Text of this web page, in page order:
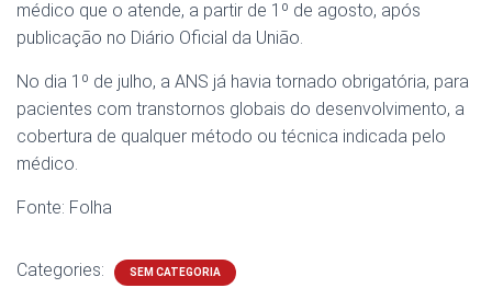
médico que o atende, a partir de 1º de agosto, após
publicação no Diário Oficial da União.
No dia 1º de julho, a ANS já havia tornado obrigatória, para
pacientes com transtornos globais do desenvolvimento, a
cobertura de qualquer método ou técnica indicada pelo
médico.
Fonte: Folha
Categories: SEM CATEGORIA